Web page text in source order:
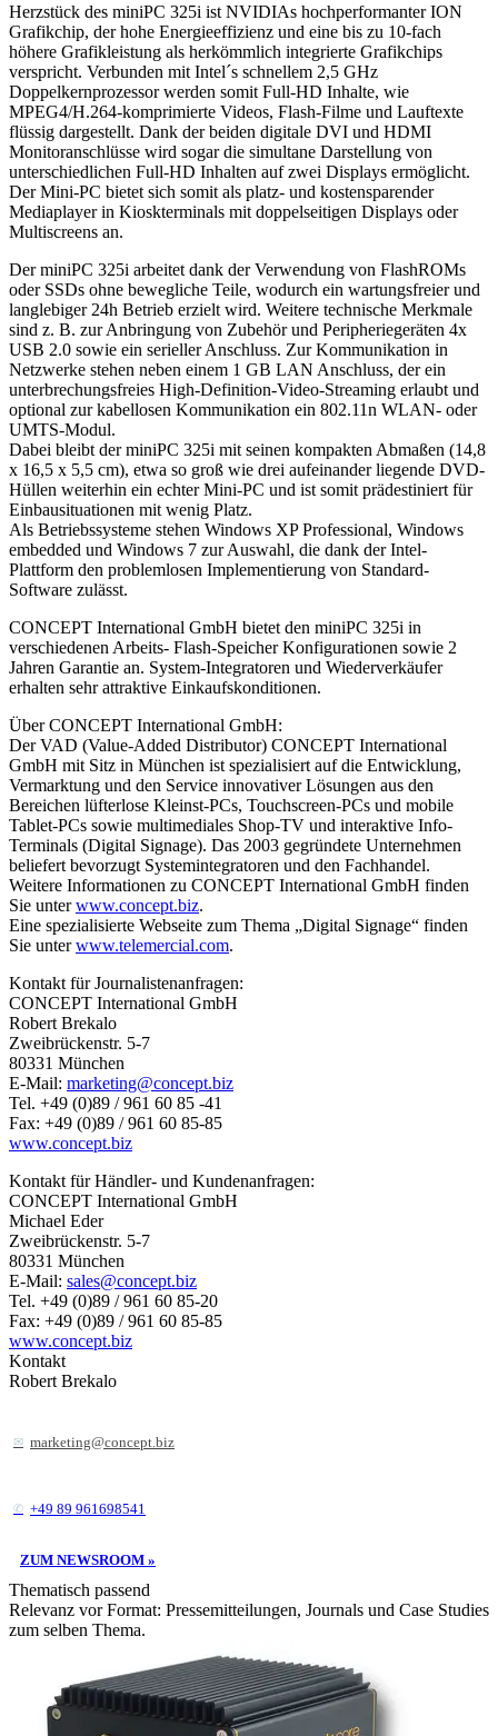
Herzstück des miniPC 325i ist NVIDIAs hochperformanter ION
Grafikchip, der hohe Energieeffizienz und eine bis zu 10-fach
höhere Grafikleistung als herkömmlich integrierte Grafikchips
verspricht. Verbunden mit Intel´s schnellem 2,5 GHz
Doppelkernprozessor werden somit Full-HD Inhalte, wie
MPEG4/H.264-komprimierte Videos, Flash-Filme und Lauftexte
flüssig dargestellt. Dank der beiden digitale DVI und HDMI
Monitoranschlüsse wird sogar die simultane Darstellung von
unterschiedlichen Full-HD Inhalten auf zwei Displays ermöglicht.
Der Mini-PC bietet sich somit als platz- und kostensparender
Mediaplayer in Kioskterminals mit doppelseitigen Displays oder
Multiscreens an.
Der miniPC 325i arbeitet dank der Verwendung von FlashROMs
oder SSDs ohne bewegliche Teile, wodurch ein wartungsfreier und
langlebiger 24h Betrieb erzielt wird. Weitere technische Merkmale
sind z. B. zur Anbringung von Zubehör und Peripheriegeräten 4x
USB 2.0 sowie ein serieller Anschluss. Zur Kommunikation in
Netzwerke stehen neben einem 1 GB LAN Anschluss, der ein
unterbrechungsfreies High-Definition-Video-Streaming erlaubt und
optional zur kabellosen Kommunikation ein 802.11n WLAN- oder
UMTS-Modul.
Dabei bleibt der miniPC 325i mit seinen kompakten Abmaßen (14,8
x 16,5 x 5,5 cm), etwa so groß wie drei aufeinander liegende DVD-
Hüllen weiterhin ein echter Mini-PC und ist somit prädestiniert für
Einbausituationen mit wenig Platz.
Als Betriebssysteme stehen Windows XP Professional, Windows
embedded und Windows 7 zur Auswahl, die dank der Intel-
Plattform den problemlosen Implementierung von Standard-
Software zulässt.
CONCEPT International GmbH bietet den miniPC 325i in
verschiedenen Arbeits- Flash-Speicher Konfigurationen sowie 2
Jahren Garantie an. System-Integratoren und Wiederverkäufer
erhalten sehr attraktive Einkaufskonditionen.
Über CONCEPT International GmbH:
Der VAD (Value-Added Distributor) CONCEPT International
GmbH mit Sitz in München ist spezialisiert auf die Entwicklung,
Vermarktung und den Service innovativer Lösungen aus den
Bereichen lüfterlose Kleinst-PCs, Touchscreen-PCs und mobile
Tablet-PCs sowie multimediales Shop-TV und interaktive Info-
Terminals (Digital Signage). Das 2003 gegründete Unternehmen
beliefert bevorzugt Systemintegratoren und den Fachhandel.
Weitere Informationen zu CONCEPT International GmbH finden
Sie unterwww.concept.biz.
Eine spezialisierte Webseite zum Thema „Digital Signage“ finden
Sie unterwww.telemercial.com.
Kontakt für Journalistenanfragen:
CONCEPT International GmbH
Robert Brekalo
Zweibrückenstr. 5-7
80331 München
E-Mail: marketing@concept.biz
Tel. +49 (0)89 / 961 60 85 -41
Fax: +49 (0)89 / 961 60 85-85
www.concept.biz
Kontakt für Händler- und Kundenanfragen:
CONCEPT International GmbH
Michael Eder
Zweibrückenstr. 5-7
80331 München
E-Mail: sales@concept.biz
Tel. +49 (0)89 / 961 60 85-20
Fax: +49 (0)89 / 961 60 85-85
www.concept.biz
Kontakt
Robert Brekalo
marketing@concept.biz
+49 89 961698541
ZUM NEWSROOM »
Thematisch passend
Relevanz vor Format: Pressemitteilungen, Journals und Case Studies
zum selben Thema.